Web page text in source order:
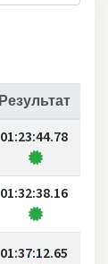
Результат
01:23:44.78
01:32:38.16
01:37:12.65